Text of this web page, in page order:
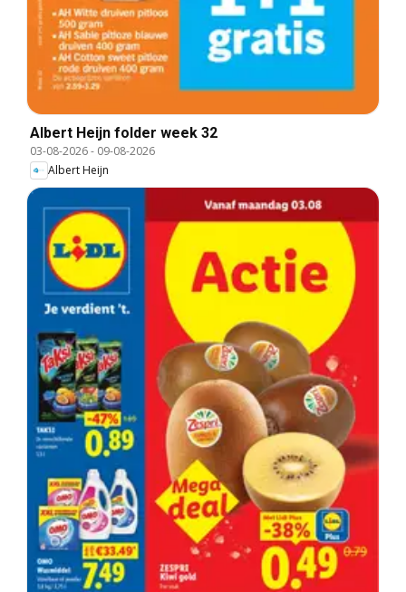
Albert Heijn folder week 32
03-08-2026- 09-08-2026
Albert Heijn